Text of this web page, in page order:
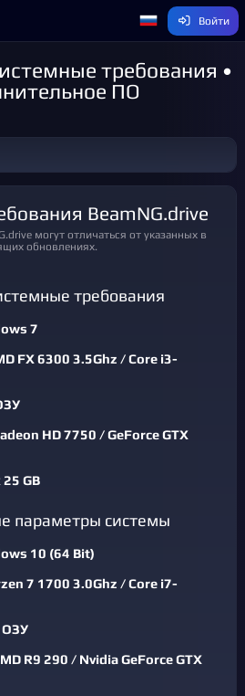
Войти
требования •
ПО
BeamNG.drive
обновлениях.
требования
7
FX 6300 3.5Ghz / Core i3-
HD 7750 / GeForce GTX
25 GB
параметры системы
10 (64 Bit)
7 1700 3.0Ghz / Core i7-
ОЗУ
R9 290 / Nvidia GeForce GTX